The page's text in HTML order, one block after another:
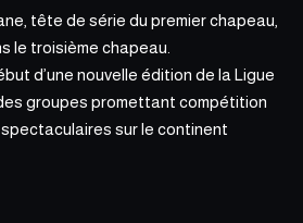
tête de série du premier chapeau,
le troisième chapeau.
d’une nouvelle édition de la Ligue
groupes promettant compétition
sur le continent